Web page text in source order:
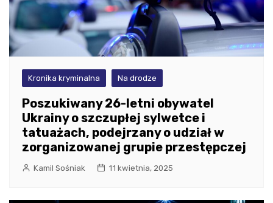
Kronika kryminalna Na drodze
Poszukiwany 26-letni obywatel
Ukrainy o szczupłej sylwetce i
tatuażach, podejrzany o udział w
zorganizowanej grupie przestępczej
Kamil Sośniak 11 kwietnia, 2025